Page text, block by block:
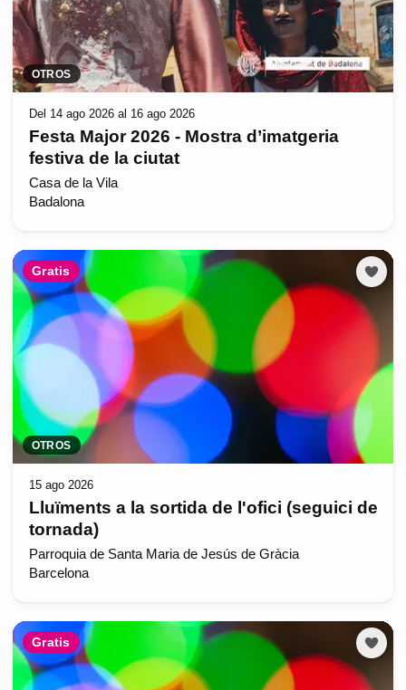
OTROS
Del 14 ago 2026 al 16 ago 2026
Festa Major 2026 - Mostra d’imatgeria
festiva de la ciutat
Casa de la Vila
Badalona
Gratis
OTROS
15 ago 2026
Lluïments a la sortida de l'ofici (seguici de
tornada)
Parroquia de Santa Maria de Jesús de Gràcia
Barcelona
Gratis